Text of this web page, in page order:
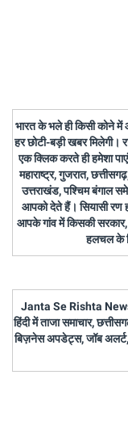
भारत के भले ही किसी कोने में
हर छोटी-बड़ी खबर मिलेगी।
एक क्लिक करते ही हमेशा
महाराष्ट्र, गुजरात,
उत्तराखंड, पश्चिम बंगाल
आपको देते हैं। सियासी रण
आपके गांव में किसकी
हलचल के
Janta Se Rishta News
हिंदी में ताजा समाचार,
बिज़नेस अपडेट्स, जॉब